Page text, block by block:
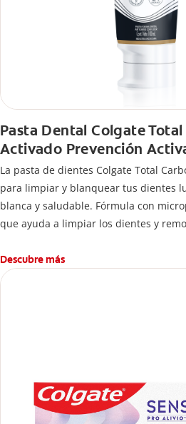
Pasta Dental Colgate
Activado Prevención
La pasta de dientes Colgate Total
para limpiar y blanquear tus dientes
blanca y saludable. Fórmula con
que ayuda a limpiar los dientes y
Descubre más